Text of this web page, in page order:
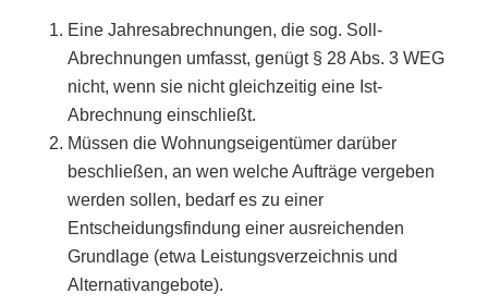
Eine Jahresabrechnungen, die sog. Soll-
Abrechnungen umfasst, genügt § 28 Abs. 3 WEG
nicht, wenn sie nicht gleichzeitig eine Ist-
Abrechnung einschließt.
Müssen die Wohnungseigentümer darüber
beschließen, an wen welche Aufträge vergeben
werden sollen, bedarf es zu einer
Entscheidungsfindung einer ausreichenden
Grundlage (etwa Leistungsverzeichnis und
Alternativangebote).